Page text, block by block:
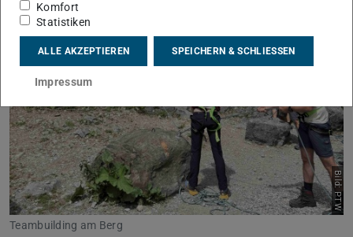
Bild: PTW
Teambuilding am Berg
Komfort
Statistiken
ALLE AKZEPTIEREN SPEICHERN & SCHLIESSEN
Impressum